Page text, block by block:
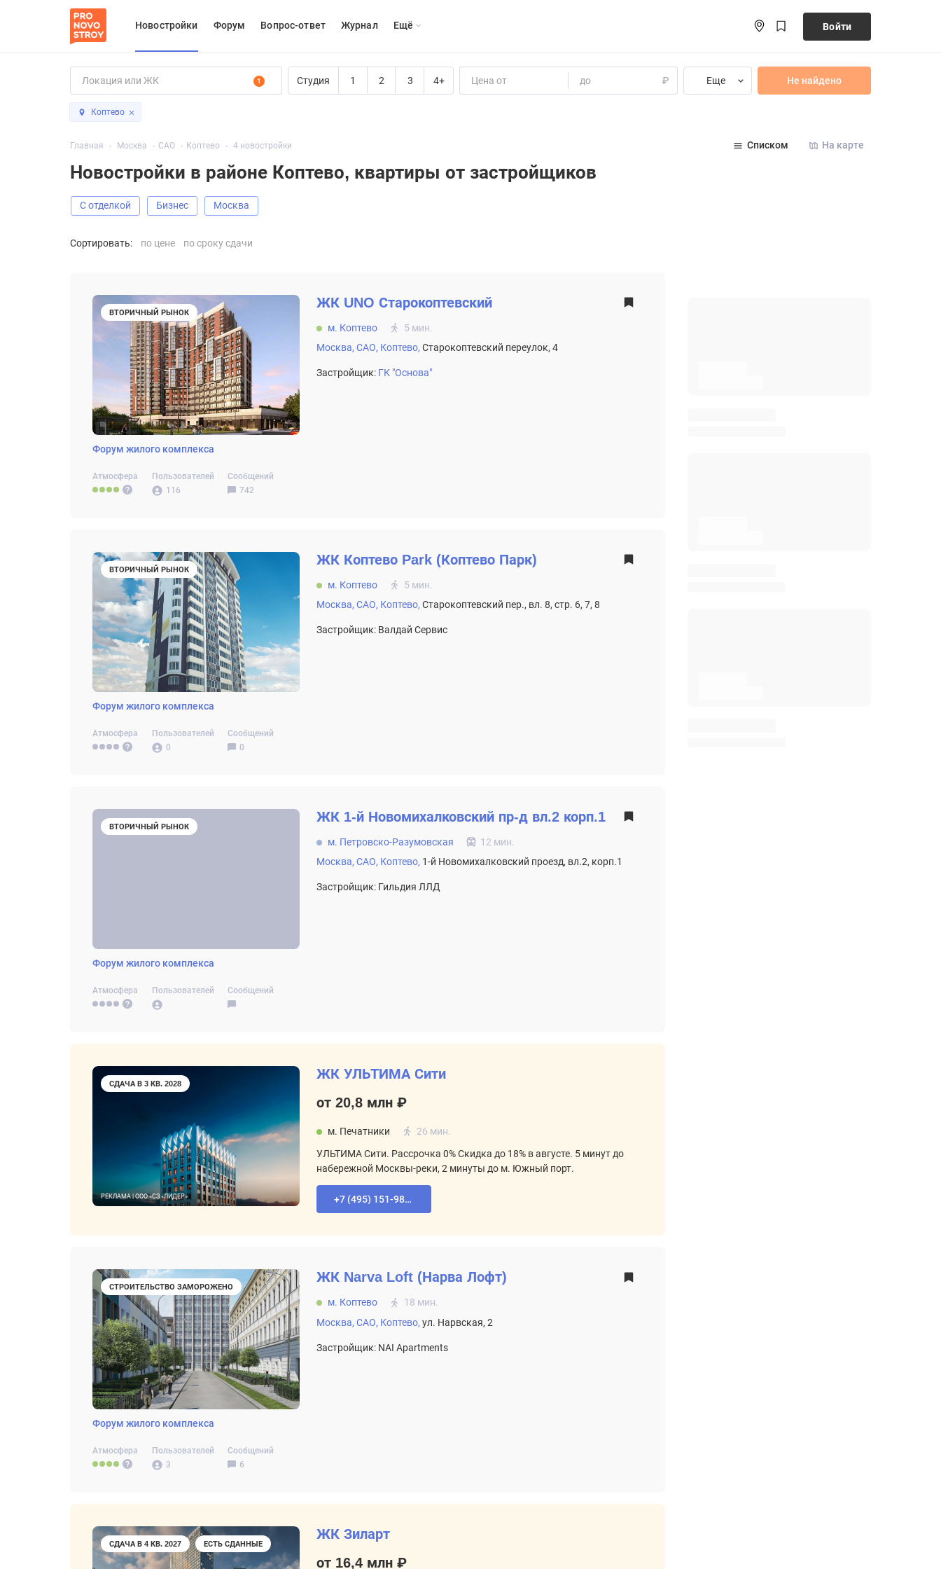
Новостройки Форум Вопрос-ответ Журнал Eщё Войти
1 Студия 1 2 3 4+ Цена от до ₽ Еще Не найдено
Коптево
Списком На карте
Главная Москва САО Коптево 4 новостройки
Новостройки в районе Коптево, квартиры от застройщиков
С отделкой Бизнес Москва
Сортировать: по цене по сроку сдачи
ВТОРИЧНЫЙ РЫНОК
Форум жилого комплекса
Атмосфера
Пользователей
116
Сообщений
742
ЖК UNO Старокоптевский
м. Коптево
5 мин.
Москва, САО, Коптево, Старокоптевский переулок, 4
Застройщик: ГК "Основа"
ВТОРИЧНЫЙ РЫНОК
Форум жилого комплекса
Атмосфера
Пользователей
0
Сообщений
0
ЖК Коптево Park (Коптево Парк)
м. Коптево
5 мин.
Москва, САО, Коптево, Старокоптевский пер., вл. 8, стр. 6, 7, 8
Застройщик: Валдай Сервис
ВТОРИЧНЫЙ РЫНОК
Форум жилого комплекса
Атмосфера Пользователей Сообщений
ЖК 1-й Новомихалковский пр-д вл.2 корп.1
м. Петровско-Разумовская
12 мин.
Москва, САО, Коптево, 1-й Новомихалковский проезд, вл.2, корп.1
Застройщик: Гильдия ЛЛД
СДАЧА В 3 КВ. 2028
РЕКЛАМА | ООО «СЗ «ЛИДЕР»
ЖК УЛЬТИМА Сити
от 20,8 млн ₽
м. Печатники 26 мин.
УЛЬТИМА Сити. Рассрочка 0% Скидка до 18% в августе. 5 минут до
набережной Москвы-реки, 2 минуты до м. Южный порт.
+7 (495) 151-98-94
СТРОИТЕЛЬСТВО ЗАМОРОЖЕНО
Форум жилого комплекса
Атмосфера
Пользователей
3
Сообщений
6
ЖК Narva Loft (Нарва Лофт)
м. Коптево
18 мин.
Москва, САО, Коптево, ул. Нарвская, 2
Застройщик: NAI Apartments
СДАЧА В 4 КВ. 2027 ЕСТЬ СДАННЫЕ
ЖК Зиларт
от 16,4 млн ₽